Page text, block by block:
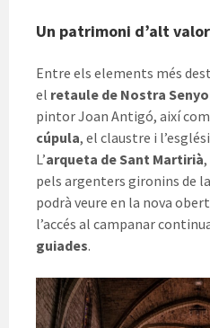
Un patrimoni d’alt
Entre els elements més
el retaule de Nostra
pintor Joan Antigó, així
cúpula, el claustre i
L’arqueta de Sant Martirià
pels argenters gironins de
podrà veure en la nova
l’accés al campanar
guiades.